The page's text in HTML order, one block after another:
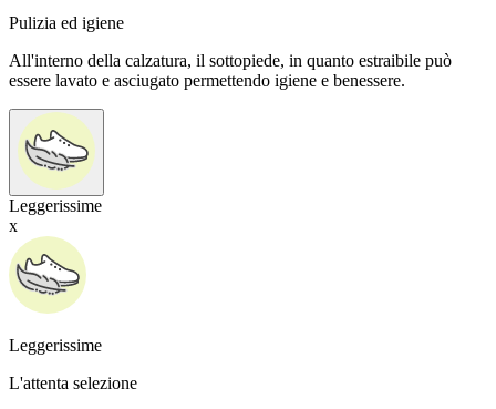
Pulizia ed igiene
All'interno della calzatura, il sottopiede, in quanto estraibile può
essere lavato e asciugato permettendo igiene e benessere.
Leggerissime
x
Leggerissime
L'attenta selezione